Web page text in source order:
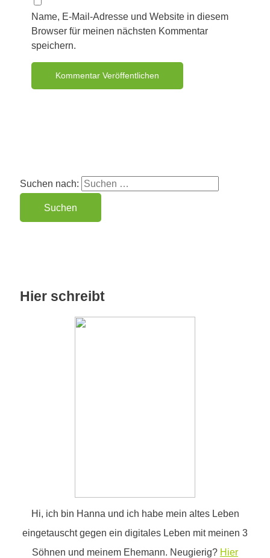
Name, E-Mail-Adresse und Website in diesem
Browser für meinen nächsten Kommentar
speichern.
Suchen nach:
Hier schreibt
Hi, ich bin Hanna und ich habe mein altes Leben
eingetauscht gegen ein digitales Leben mit meinen 3
Söhnen und meinem Ehemann. Neugierig? Hier